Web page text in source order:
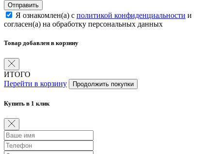
Отправить
Я ознакомлен(а) с политикой конфиденциальности и
согласен(а) на обработку персональных данных
Товар добавлен в корзину
ИТОГО
Перейти в корзину
Продолжить покупки
Купить в 1 клик